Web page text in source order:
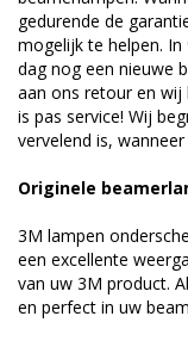
gedurende de
mogelijk te helpen. In
dag nog een nieuwe
aan ons retour en wij
is pas service! Wij
vervelend is,
Originele
3M lampen
een excellente
van uw 3M product.
en perfect in uw